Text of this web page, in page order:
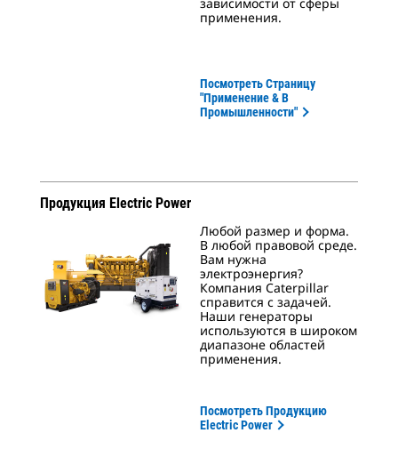
применения.
Посмотреть Страницу
"Применение & В
Промышленности"
Продукция Electric Power
Любой размер и форма.
В любой правовой среде.
Вам нужна
электроэнергия?
Компания Caterpillar
справится с задачей.
Наши генераторы
используются в широком
диапазоне областей
применения.
Посмотреть Продукцию
Electric Power